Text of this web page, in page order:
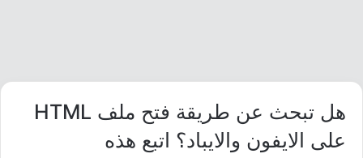
هل تبحث عن طريقة فتح ملف HTML
على الايفون والايباد؟ اتبع هذه